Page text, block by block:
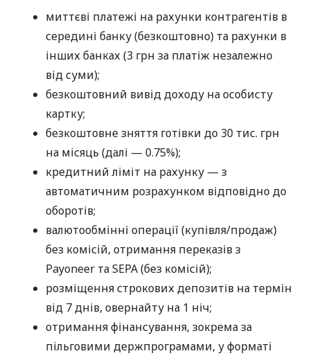
миттєві платежі на рахунки контрагентів в
середині банку (безкоштовно) та рахунки в
інших банках (3 грн за платіж незалежно
від суми);
безкоштовний вивід доходу на особисту
картку;
безкоштовне зняття готівки до 30 тис. грн
на місяць (далі — 0.75%);
кредитний ліміт на рахунку — з
автоматичним розрахунком відповідно до
оборотів;
валютообмінні операції (купівля/продаж)
без комісій, отримання переказів з
Payoneer та SEPA (без комісій);
розміщення строкових депозитів на термін
від 7 днів, овернайту на 1 ніч;
отримання фінансування, зокрема за
пільговими держпрограмами, у форматі